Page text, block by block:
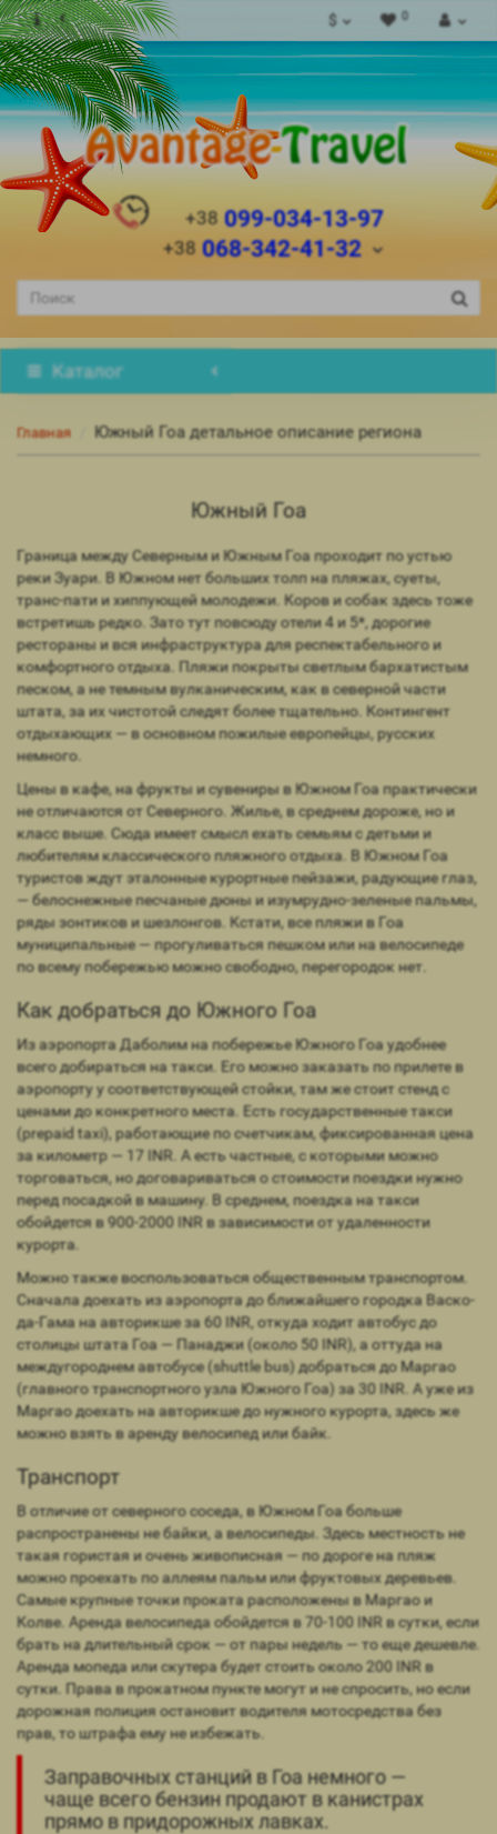
$ 0
+38 099-034-13-97
+38 068-342-41-32
Каталог
Главная Южный Гоа детальное описание региона
Южный Гоа
Граница между Северным и Южным Гоа проходит по устью
реки Зуари. В Южном нет больших толп на пляжах, суеты,
транс-пати и хиппующей молодежи. Коров и собак здесь тоже
встретишь редко. Зато тут повсюду отели 4 и 5*, дорогие
рестораны и вся инфраструктура для респектабельного и
комфортного отдыха. Пляжи покрыты светлым бархатистым
песком, а не темным вулканическим, как в северной части
штата, за их чистотой следят более тщательно. Контингент
отдыхающих — в основном пожилые европейцы, русских
немного.
Цены в кафе, на фрукты и сувениры в Южном Гоа практически
не отличаются от Северного. Жилье, в среднем дороже, но и
класс выше. Сюда имеет смысл ехать семьям с детьми и
любителям классического пляжного отдыха. В Южном Гоа
туристов ждут эталонные курортные пейзажи, радующие глаз,
— белоснежные песчаные дюны и изумрудно-зеленые пальмы,
ряды зонтиков и шезлонгов. Кстати, все пляжи в Гоа
муниципальные — прогуливаться пешком или на велосипеде
по всему побережью можно свободно, перегородок нет.
Как добраться до Южного Гоа
Из аэропорта Даболим на побережье Южного Гоа удобнее
всего добираться на такси. Его можно заказать по прилете в
аэропорту у соответствующей стойки, там же стоит стенд с
ценами до конкретного места. Есть государственные такси
(prepaid taxi), работающие по счетчикам, фиксированная цена
за километр — 17 INR. А есть частные, с которыми можно
торговаться, но договариваться о стоимости поездки нужно
перед посадкой в машину. В среднем, поездка на такси
обойдется в 900-2000 INR в зависимости от удаленности
курорта.
Можно также воспользоваться общественным транспортом.
Сначала доехать из аэропорта до ближайшего городка Васко-
да-Гама на авторикше за 60 INR, откуда ходит автобус до
столицы штата Гоа — Панаджи (около 50 INR), а оттуда на
междугороднем автобусе (shuttle bus) добраться до Маргао
(главного транспортного узла Южного Гоа) за 30 INR. А уже из
Маргао доехать на авторикше до нужного курорта, здесь же
можно взять в аренду велосипед или байк.
Транспорт
В отличие от северного соседа, в Южном Гоа больше
распространены не байки, а велосипеды. Здесь местность не
такая гористая и очень живописная — по дороге на пляж
можно проехать по аллеям пальм или фруктовых деревьев.
Самые крупные точки проката расположены в Маргао и
Колве. Аренда велосипеда обойдется в 70-100 INR в сутки, если
брать на длительный срок — от пары недель — то еще дешевле.
Аренда мопеда или скутера будет стоить около 200 INR в
сутки. Права в прокатном пункте могут и не спросить, но если
дорожная полиция остановит водителя мотосредства без
прав, то штрафа ему не избежать.
Заправочных станций в Гоа немного —
чаще всего бензин продают в канистрах
прямо в придорожных лавках.